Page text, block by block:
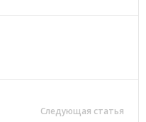
Следующая статья